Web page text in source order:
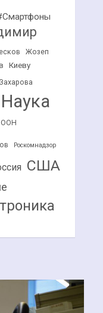
Жозеп
Киеву
Наука
ООН
Роскомнадзор
США